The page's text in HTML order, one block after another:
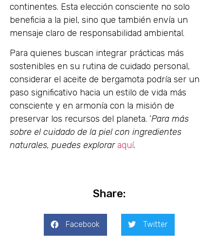
continentes. Esta elección consciente no solo
beneficia a la piel, sino que también envía un
mensaje claro de responsabilidad ambiental.
Para quienes buscan integrar prácticas más
sostenibles en su rutina de cuidado personal,
considerar el aceite de bergamota podría ser un
paso significativo hacia un estilo de vida más
consciente y en armonía con la misión de
preservar los recursos del planeta. ‘Para más
sobre el cuidado de la piel con ingredientes
naturales, puedes explorar aquí.
Share:
Facebook Twitter